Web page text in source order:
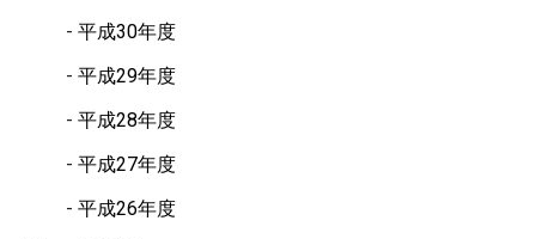
平成30年度
平成29年度
平成28年度
平成27年度
平成26年度